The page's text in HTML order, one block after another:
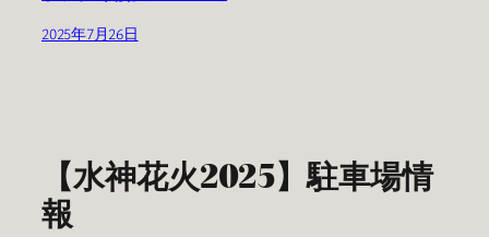
2025年7月26日
【水神花火2025】駐車場情
報